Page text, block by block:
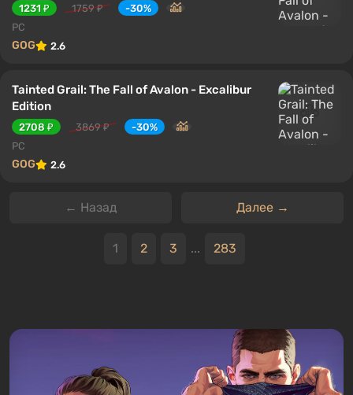
1231 ₽ 1759 ₽
-30%
PC
GOG 2.6
Tainted Grail: The Fall of Avalon - Excalibur
Edition
2708 ₽ 3869 ₽
-30%
PC
GOG 2.6
← Назад Далее →
1 2 3 ... 283